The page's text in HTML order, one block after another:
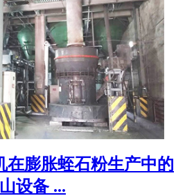
在膨胀蛭石粉生产中的
设备 ...